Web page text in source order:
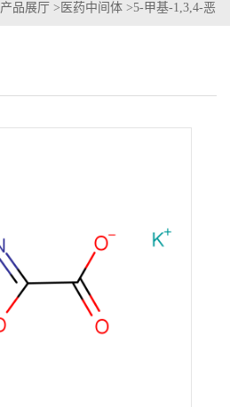
产品展厅 > 医药中间体 >5-甲基-1,3,4-恶